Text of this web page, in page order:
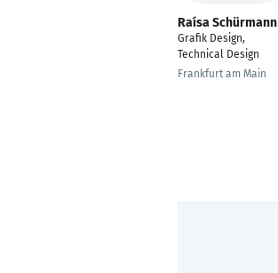
Raísa Schürmann
Grafik Design,
Technical Design
Frankfurt am Main